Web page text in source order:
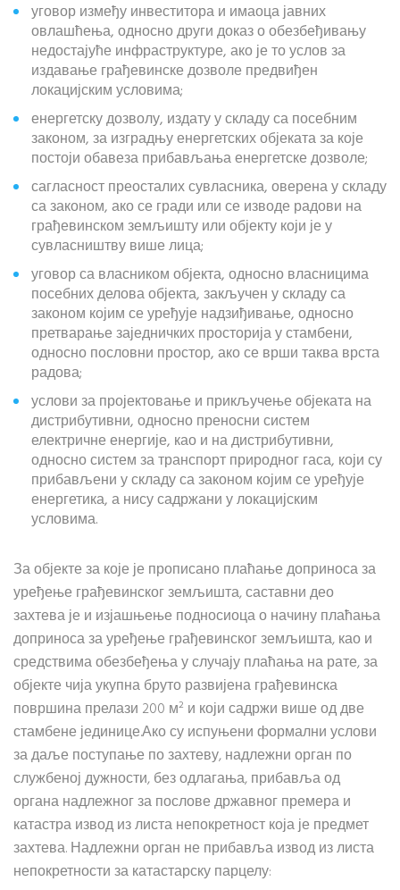
уговор између инвеститора и имаоца јавних
овлашћења, односно други доказ о обезбеђивању
недостајуће инфраструктуре, ако је то услов за
издавање грађевинске дозволе предвиђен
локацијским условима;
енергетску дозволу, издату у складу са посебним
законом, за изградњу енергетских објеката за које
постоји обавеза прибављања енергетске дозволе;
сагласност преосталих сувласника, оверена у складу
са законом, ако се гради или се изводе радови на
грађевинском земљишту или објекту који је у
сувласништву више лица;
уговор са власником објекта, односно власницима
посебних делова објекта, закључен у складу са
законом којим се уређује надзиђивање, односно
претварање заједничких просторија у стамбени,
односно пословни простор, ако се врши таква врста
радова;
услови за пројектовање и прикључење објеката на
дистрибутивни, односно преносни систем
електричне енергије, као и на дистрибутивни,
односно систем за транспорт природног гаса, који су
прибављени у складу са законом којим се уређује
енергетика, а нису садржани у локацијским
условима.
За објекте за које је прописано плаћање доприноса за
уређење грађевинског земљишта, саставни део
захтева је и изјашњење подносиоца о начину плаћања
доприноса за уређење грађевинског земљишта, као и
средствима обезбеђења у случају плаћања на рате, за
објекте чија укупна бруто развијена грађевинска
површина прелази 200 м² и који садржи више од две
стамбене јединице.Ако су испуњени формални услови
за даље поступање по захтеву, надлежни орган по
службеној дужности, без одлагања, прибавља од
органа надлежног за послове државног премера и
катастра извод из листа непокретност која је предмет
захтева. Надлежни орган не прибавља извод из листа
непокретности за катастарску парцелу: